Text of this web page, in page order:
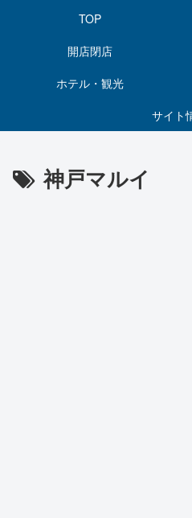
TOP
開店閉店
ホテル・観光
サイト
神戸マルイ